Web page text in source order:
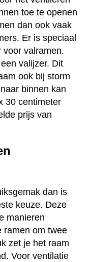
toe te openen
dan ook vaak
Er is speciaal
voor valramen.
valijzer. Dit
ook bij storm
binnen kan
30 centimeter
prijs van
dan is
keuze. Deze
manieren
ramen om twee
zet je het raam
Voor ventilatie